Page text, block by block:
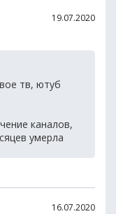
19.07.2020
тв, ютуб
каналов,
умерла
16.07.2020